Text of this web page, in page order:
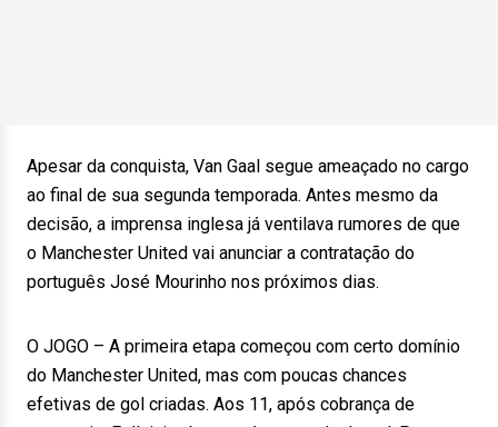
Apesar da conquista, Van Gaal segue ameaçado no cargo
ao final de sua segunda temporada. Antes mesmo da
decisão, a imprensa inglesa já ventilava rumores de que
o Manchester United vai anunciar a contratação do
português José Mourinho nos próximos dias.
O JOGO – A primeira etapa começou com certo domínio
do Manchester United, mas com poucas chances
efetivas de gol criadas. Aos 11, após cobrança de